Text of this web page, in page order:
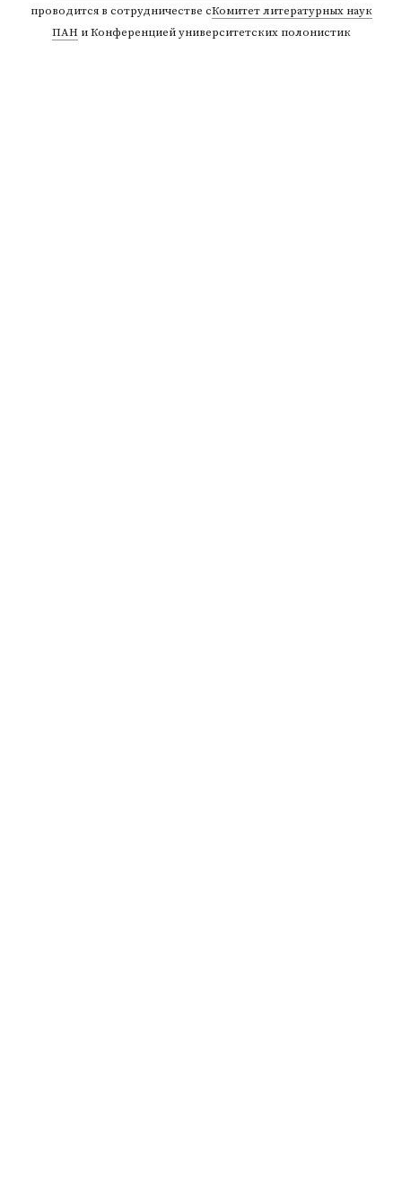
проводится в сотрудничестве сКомитет литературных наук
ПАНи Конференцией университетских полонистик